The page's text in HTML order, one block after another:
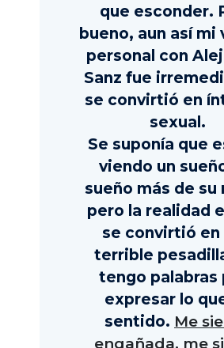
que esconder.
bueno, aun así mi
personal con
Sanz fue
se convirtió en
sexual.
Se suponía que
viendo un
sueño más de su
pero la realidad
se convirtió en
terrible
tengo palabras
expresar lo
sentido. Me
engañada, me